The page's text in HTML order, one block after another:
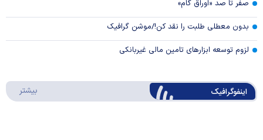
صفر تا صد «اوراق گام»
بدون معطلی طلبت را نقد کن!/موشن گرافیک
لزوم توسعه ابزارهای تامین مالی غیربانکی
اینفوگرافیک بیشتر